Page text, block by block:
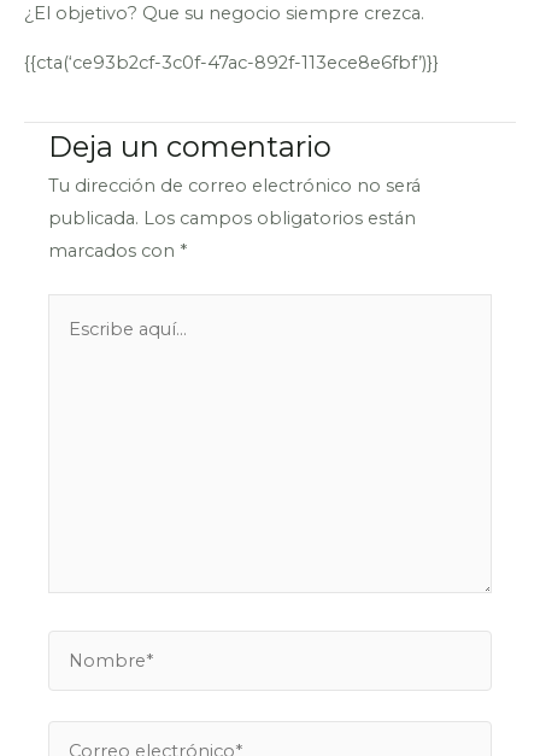
¿El objetivo? Que su negocio siempre crezca.
{{cta(‘ce93b2cf-3c0f-47ac-892f-113ece8e6fbf’)}}
Deja un comentario
Tu dirección de correo electrónico no será
publicada. Los campos obligatorios están
marcados con *
aquí...